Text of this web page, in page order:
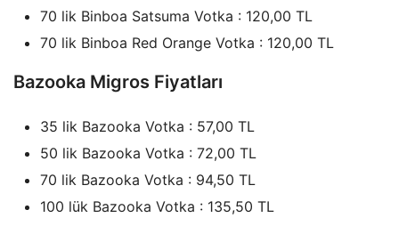
70 lik Binboa Satsuma Votka : 120,00 TL
70 lik Binboa Red Orange Votka : 120,00 TL
Bazooka Migros Fiyatları
35 lik Bazooka Votka : 57,00 TL
50 lik Bazooka Votka : 72,00 TL
70 lik Bazooka Votka : 94,50 TL
100 lük Bazooka Votka : 135,50 TL